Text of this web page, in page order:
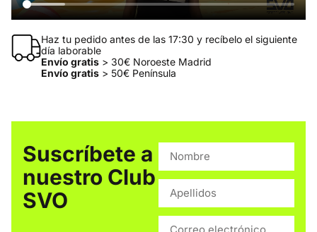
Haz tu pedido antes de las 17:30 y recíbelo el siguiente
día laborable
Envío gratis> 30€ Noroeste Madrid
Envío gratis> 50€ Península
Suscríbete a
nuestro Club
SVO